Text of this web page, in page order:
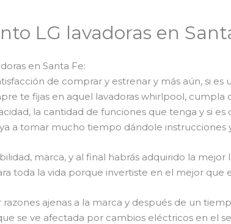
LG lavadoras en
en Santa Fe:
de comprar y estrenar y más aún, si
te fijas en aquel lavadoras whirlpool,
la cantidad de funciones que tenga y si
a tomar mucho tiempo dándole instrucciones
marca, y al final habrás adquirido la
toda la vida porque invertiste en el mejor que
ajenas a la marca y después de un
se ve afectada por cambios eléctricos en el